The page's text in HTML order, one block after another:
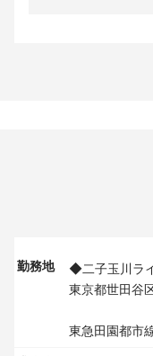
勤務地
◆二子玉川ラ
東京都世田谷
東急田園都市